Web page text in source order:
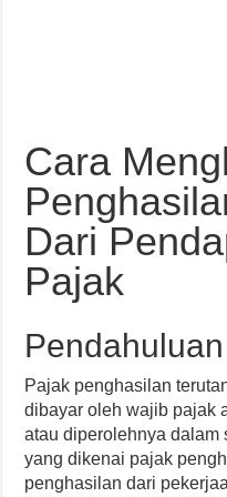
Cara
Dari
Pajak
Pendahuluan
Pajak penghasilan
dibayar oleh wajib pajak
atau diperolehnya dalam
yang dikenai pajak
penghasilan dari